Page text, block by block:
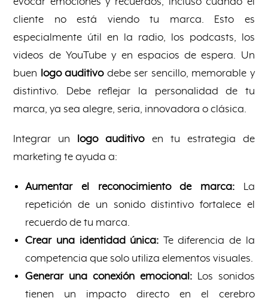
cliente no está viendo tu marca. Esto es
especialmente útil en la radio, los podcasts, los
videos de YouTube y en espacios de espera. Un
buen logo auditivodebe ser sencillo, memorable y
distintivo. Debe reflejar la personalidad de tu
marca, ya sea alegre, seria, innovadora o clásica.
Integrar un logo auditivoen tu estrategia de
marketing te ayuda a:
Aumentar el reconocimiento de marca:La
repetición de un sonido distintivo fortalece el
recuerdo de tu marca.
Crear una identidad única: Te diferencia de la
competencia que solo utiliza elementos visuales.
Generar una conexión emocional:Los sonidos
tienen un impacto directo en el cerebro